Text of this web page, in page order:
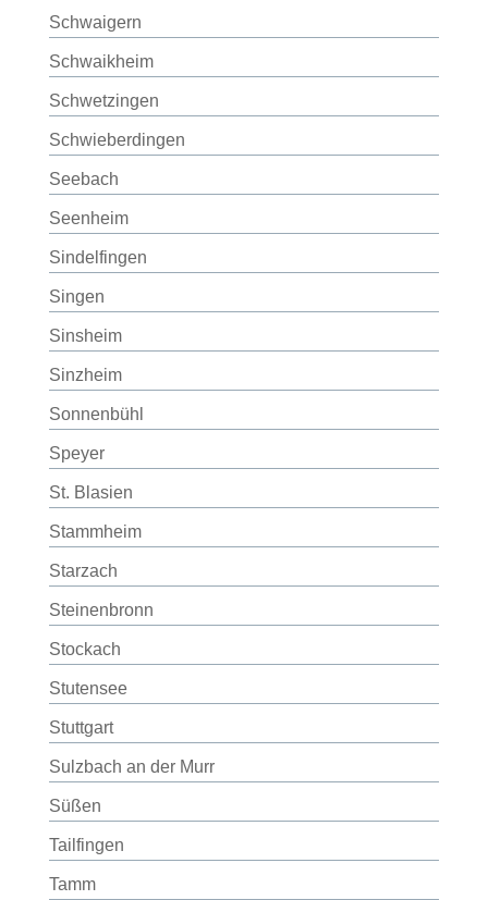
Schwaigern
Schwaikheim
Schwetzingen
Schwieberdingen
Seebach
Seenheim
Sindelfingen
Singen
Sinsheim
Sinzheim
Sonnenbühl
Speyer
St. Blasien
Stammheim
Starzach
Steinenbronn
Stockach
Stutensee
Stuttgart
Sulzbach an der Murr
Süßen
Tailfingen
Tamm